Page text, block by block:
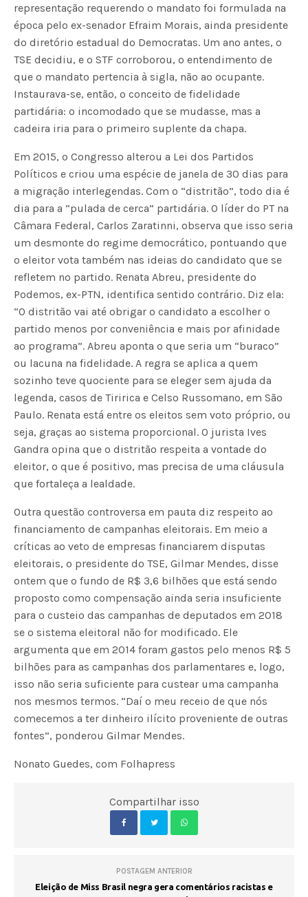
representação requerendo o mandato foi formulada na
época pelo ex-senador Efraim Morais, ainda presidente
do diretório estadual do Democratas. Um ano antes, o
TSE decidiu, e o STF corroborou, o entendimento de
que o mandato pertencia à sigla, não ao ocupante.
Instaurava-se, então, o conceito de fidelidade
partidária: o incomodado que se mudasse, mas a
cadeira iria para o primeiro suplente da chapa.
Em 2015, o Congresso alterou a Lei dos Partidos
Políticos e criou uma espécie de janela de 30 dias para
a migração interlegendas. Com o “distritão”, todo dia é
dia para a “pulada de cerca” partidária. O líder do PT na
Câmara Federal, Carlos Zaratinni, observa que isso seria
um desmonte do regime democrático, pontuando que
o eleitor vota também nas ideias do candidato que se
refletem no partido. Renata Abreu, presidente do
Podemos, ex-PTN, identifica sentido contrário. Diz ela:
“O distritão vai até obrigar o candidato a escolher o
partido menos por conveniência e mais por afinidade
ao programa”. Abreu aponta o que seria um “buraco”
ou lacuna na fidelidade. A regra se aplica a quem
sozinho teve quociente para se eleger sem ajuda da
legenda, casos de Tiririca e Celso Russomano, em São
Paulo. Renata está entre os eleitos sem voto próprio, ou
seja, graças ao sistema proporcional. O jurista Ives
Gandra opina que o distritão respeita a vontade do
eleitor, o que é positivo, mas precisa de uma cláusula
que fortaleça a lealdade.
Outra questão controversa em pauta diz respeito ao
financiamento de campanhas eleitorais. Em meio a
críticas ao veto de empresas financiarem disputas
eleitorais, o presidente do TSE, Gilmar Mendes, disse
ontem que o fundo de R$ 3,6 bilhões que está sendo
proposto como compensação ainda seria insuficiente
para o custeio das campanhas de deputados em 2018
se o sistema eleitoral não for modificado. Ele
argumenta que em 2014 foram gastos pelo menos R$ 5
bilhões para as campanhas dos parlamentares e, logo,
isso não seria suficiente para custear uma campanha
nos mesmos termos. “Daí o meu receio de que nós
comecemos a ter dinheiro ilícito proveniente de outras
fontes”, ponderou Gilmar Mendes.
Nonato Guedes, com Folhapress
Compartilhar isso
POSTAGEM ANTERIOR
Eleição de Miss Brasil negra gera comentários racistas e